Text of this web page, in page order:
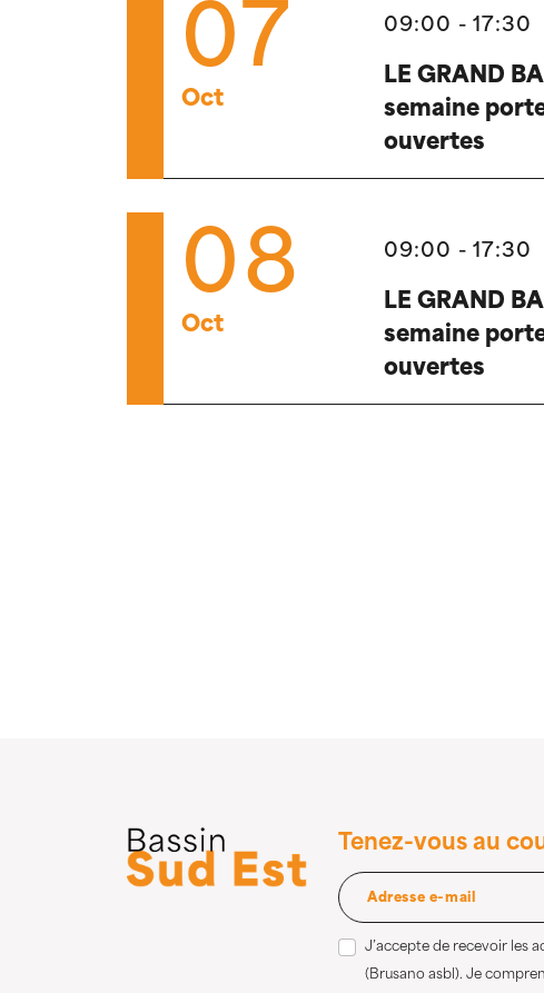
07
Oct
09:00 - 17:30
LE GRAND
semaine
ouvertes
08
Oct
09:00 - 17:30
LE GRAND
semaine
ouvertes
Tenez-vous au
J’accepte de recevoir les
(Brusano asbl). Je